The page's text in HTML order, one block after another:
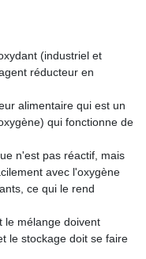
(industriel et
réducteur en
alimentaire qui est un
qui fonctionne de
n'est pas réactif, mais
avec l'oxygène
ce qui le rend
le mélange doivent
le stockage doit se faire